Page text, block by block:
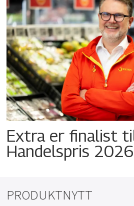
Extra er finalist
Handelspris 2026
PRODUKTNYTT